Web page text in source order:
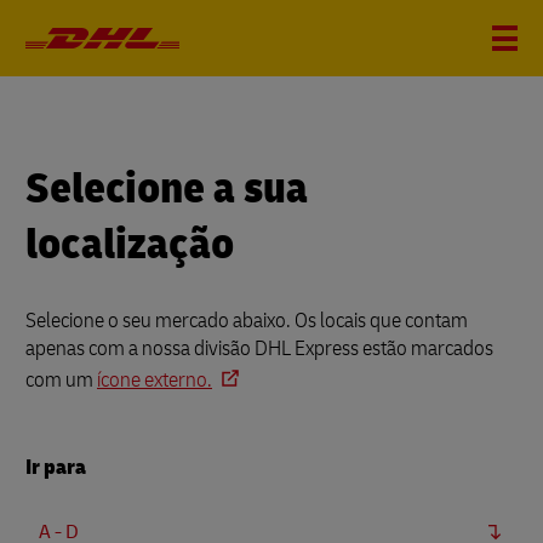
Selecione a sua
localização
Selecione o seu mercado abaixo. Os locais que contam
apenas com a nossa divisão DHL Express estão marcados
com um ícone externo.
Ir para
A - D